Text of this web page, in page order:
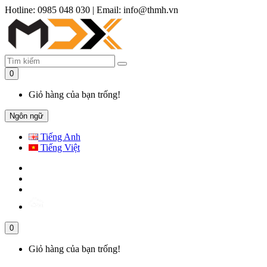
Hotline: 0985 048 030 | Email: info@thmh.vn
0
Giỏ hàng của bạn trống!
Ngôn ngữ
Tiếng Anh
Tiếng Việt
0
Giỏ hàng của bạn trống!